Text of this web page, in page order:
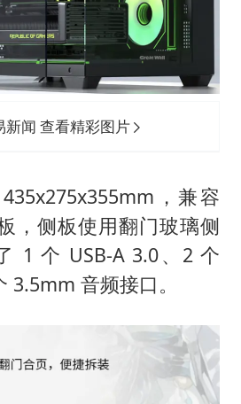
新闻 查看精彩图片
，兼容
，侧板使用翻门玻璃侧
1 个 USB-A 3.0、2 个
3.5mm 音频接口。